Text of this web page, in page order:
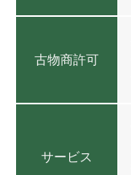
古物商許可
サービス